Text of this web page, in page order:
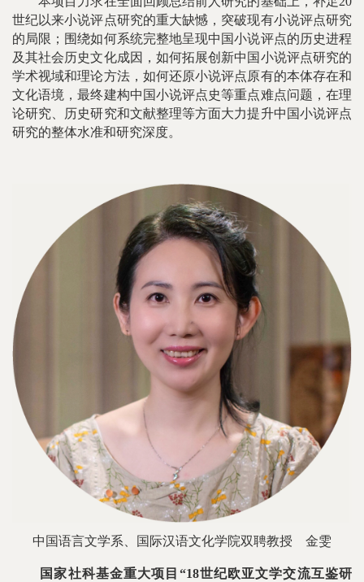
世纪以来小说评点研究的重大缺憾，突破现有小说评点研究
的局限；围绕如何系统完整地呈现中国小说评点的历史进程
及其社会历史文化成因，如何拓展创新中国小说评点研究的
学术视域和理论方法，如何还原小说评点原有的本体存在和
文化语境，最终建构中国小说评点史等重点难点问题，在理
论研究、历史研究和文献整理等方面大力提升中国小说评点
研究的整体水准和研究深度。
中国语言文学系、国际汉语文化学院双聘教授 金雯
国家社科基金重大项目“18世纪欧亚文学交流互鉴研